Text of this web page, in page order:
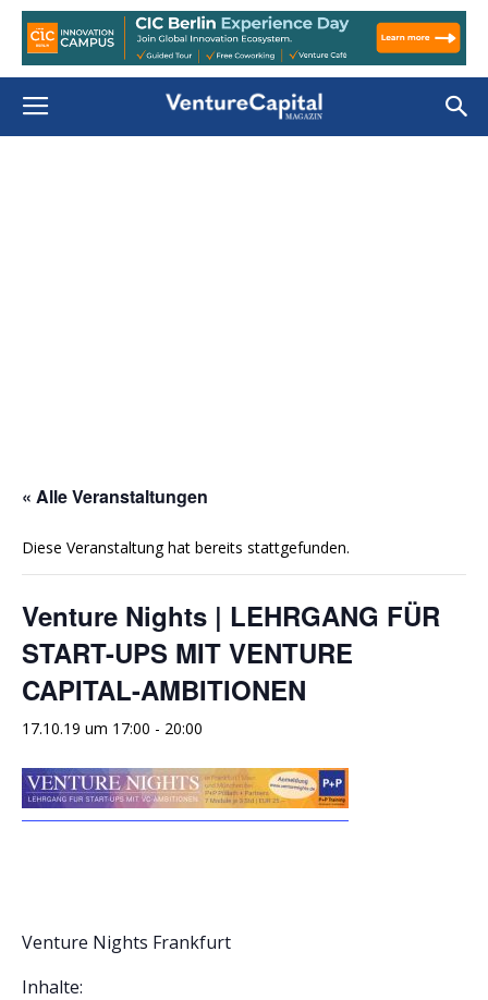
« Alle Veranstaltungen
Diese Veranstaltung hat bereits stattgefunden.
Venture Nights | LEHRGANG FÜR
START-UPS MIT VENTURE
CAPITAL-AMBITIONEN
17.10.19 um 17:00 - 20:00
Venture Nights Frankfurt
Inhalte: